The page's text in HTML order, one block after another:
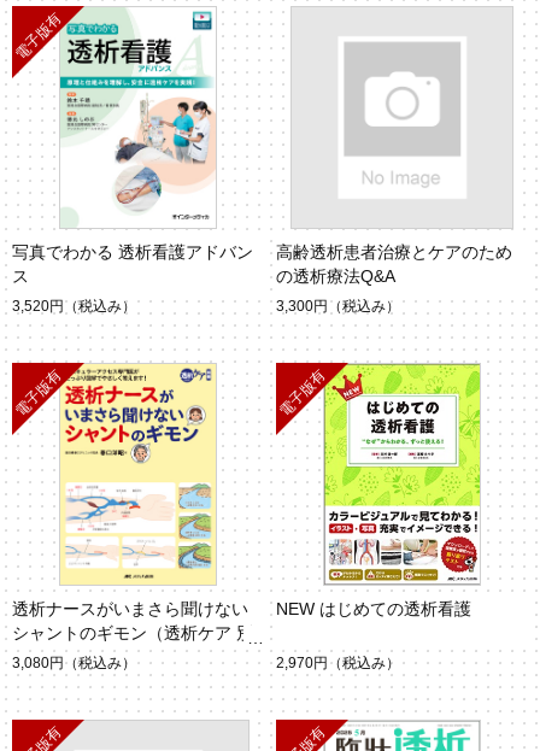
写真でわかる 透析看護アドバン
ス
3,520円 （税込み）
高齢透析患者治療とケアのため
の透析療法Q&A
3,300円 （税込み）
透析ナースがいまさら聞けない
シャントのギモン（透析ケア 別
冊）
3,080円 （税込み）
NEW はじめての透析看護
2,970円 （税込み）